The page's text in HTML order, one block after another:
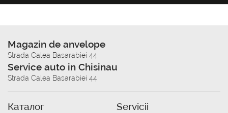
Magazin de anvelope
Strada Calea Basarabiei 44
Service auto in Chisinau
Strada Calea Basarabiei 44
Каталог Servicii